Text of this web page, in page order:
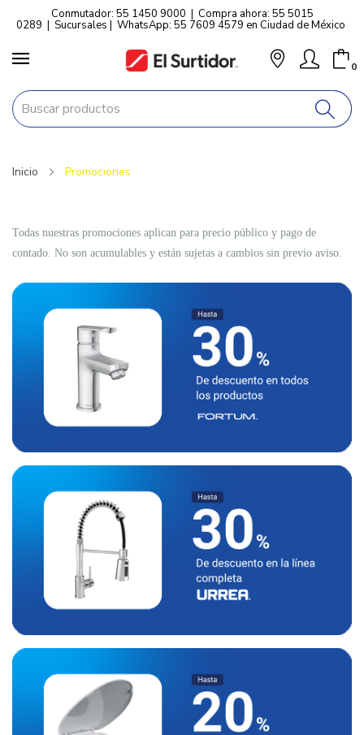
Conmutador: 55 1450 9000 | Compra ahora: 55 5015
0289 | Sucursales | WhatsApp: 55 7609 4579 en Ciudad de México
0
Inicio Promociones
Todas nuestras promociones aplican para precio público y pago de
contado. No son acumulables y están sujetas a cambios sin previo aviso.